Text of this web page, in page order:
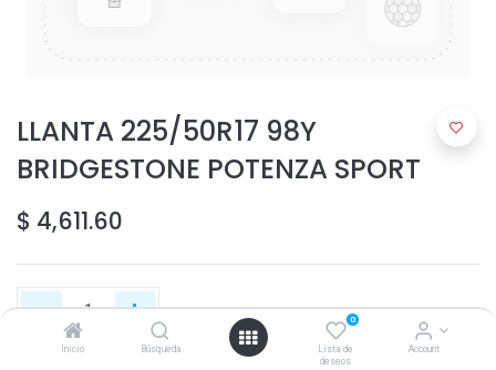
Inicio Búsqueda
0
Lista de
deseos
Account
LLANTA 225/50R17 98Y
BRIDGESTONE POTENZA SPORT
$ 4,611.60